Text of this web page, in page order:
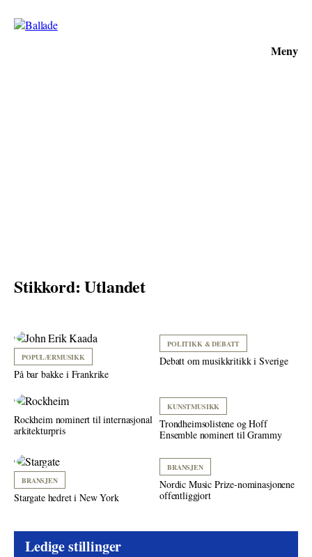
Meny
Stikkord: Utlandet
POPULÆRMUSIKK
På bar bakke i Frankrike
POLITIKK & DEBATT
Debatt om musikkritikk i Sverige
Rockheim nominert til internasjonal
arkitekturpris
KUNSTMUSIKK
Trondheimsolistene og Hoff
Ensemble nominert til Grammy
BRANSJEN
Stargate hedret i New York
BRANSJEN
Nordic Music Prize-nominasjonene
offentliggjort
Ledige stillinger